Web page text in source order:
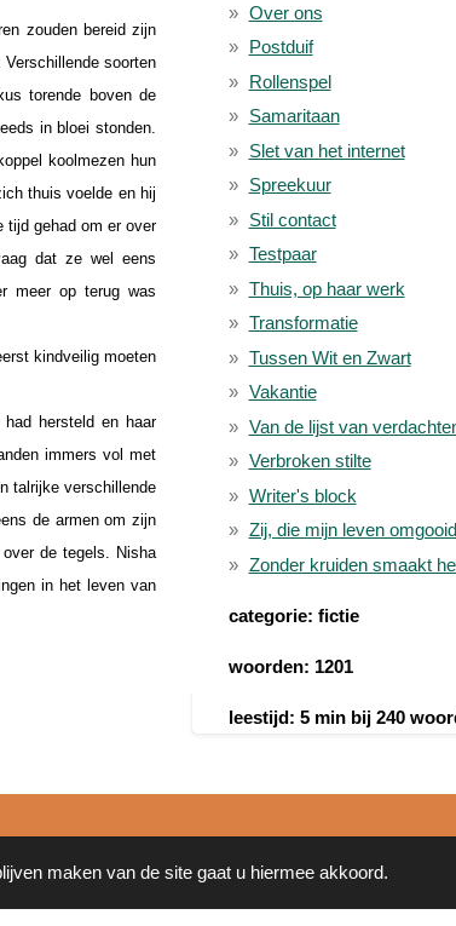
maken van de site gaat u hiermee akkoord.
zouden bereid zijn
soorten
torende boven de
in bloei stonden.
koolmezen hun
thuis voelde en hij
tijd gehad om er over
dat ze wel eens
meer op terug was
kindveilig moeten
hersteld en haar
immers vol met
talrijke verschillende
de armen om zijn
de tegels. Nisha
in het leven van
Over ons
Postduif
Rollenspel
Samaritaan
Slet van het internet
Spreekuur
Stil contact
Testpaar
Thuis, op haar werk
Transformatie
Tussen Wit en Zwart
Vakantie
Van de lijst van
Verbroken stilte
Writer's block
Zij, die mijn leven
Zonder kruiden smaakt
categorie: fictie
woorden: 1201
leestijd: 5 min bij 240